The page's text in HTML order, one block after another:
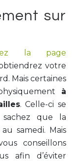
sur
la page
votre
Mais certaines
à
. Celle-ci se
que la
samedi. Mais
conseillons
afin d’éviter